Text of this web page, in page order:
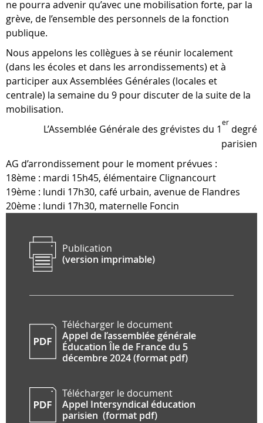
ne pourra advenir qu’avec une mobilisation forte, par la
grève, de l’ensemble des personnels de la fonction
publique.
Nous appelons les collègues à se réunir localement
(dans les écoles et dans les arrondissements) et à
participer aux Assemblées Générales (locales et
centrale) la semaine du 9 pour discuter de la suite de la
mobilisation.
L’Assemblée Générale des grévistes du 1
er
degré
parisien
AG d’arrondissement pour le moment prévues :
18ème : mardi 15h45, élémentaire Clignancourt
19ème : lundi 17h30, café urbain, avenue de Flandres
20ème : lundi 17h30, maternelle Foncin
Publication
(version imprimable)
Télécharger le document
Appel de l’assemblée générale
Éducation Île de France du 5
décembre 2024 (format pdf)
Télécharger le document
Appel Intersyndical éducation
parisien (format pdf)